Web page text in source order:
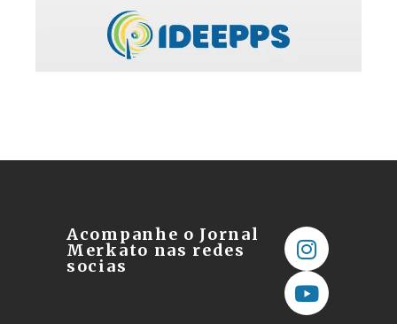
Acompanhe o Jornal
Merkato nas redes
socias